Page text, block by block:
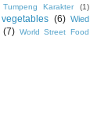
Tumpeng Karakter
(1)
vegetables (6) Wied
(7) World Street Food